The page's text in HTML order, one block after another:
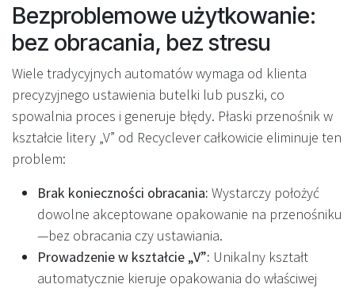
Bezproblemowe użytkowanie:
bez obracania, bez stresu
Wiele tradycyjnych automatów wymaga od klienta
precyzyjnego ustawienia butelki lub puszki, co
spowalnia proces i generuje błędy. Płaski przenośnik w
kształcie litery „V” od Recyclever całkowicie eliminuje ten
problem:
Brak konieczności obracania: Wystarczy położyć
dowolne akceptowane opakowanie na przenośniku
—bez obracania czy ustawiania.
Prowadzenie w kształcie „V”: Unikalny kształt
automatycznie kieruje opakowania do właściwej